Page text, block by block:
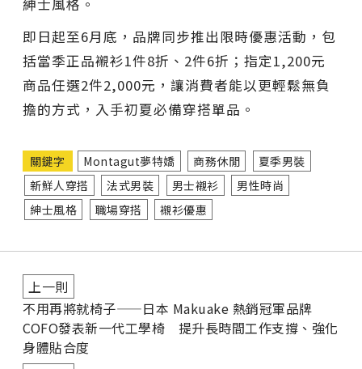
即日起至6月底，品牌同步推出限時優惠活動，包
括當季正品襯衫1件8折、2件6折；指定1,200元
商品任選2件2,000元，讓消費者能以更輕鬆無負
擔的方式，入手初夏必備穿搭單品。
關鍵字 Montagut夢特嬌 商務休閒
夏季男裝
新鮮人穿搭
法式男裝 男士襯衫
男性時尚
紳士風格
職場穿搭 襯衫優惠
上一則
不用再將就椅子——日本 Makuake 熱銷冠軍品牌
COFO發表新一代工學椅 提升長時間工作支撐、強化
身體貼合度